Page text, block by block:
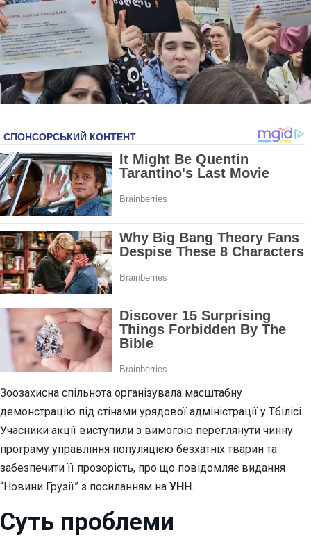
Зоозахисна спільнота організувала масштабну
демонстрацію під стінами урядової адміністрації у Тбілісі.
Учасники акції виступили з вимогою переглянути чинну
програму управління популяцією безхатніх тварин та
забезпечити її прозорість, про що повідомляє видання
“Новини Грузії” з посиланням на УНН.
Суть проблеми